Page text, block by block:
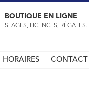
BOUTIQUE EN LIGNE
STAGES, LICENCES, RÉGATES..
HORAIRES CONTACT